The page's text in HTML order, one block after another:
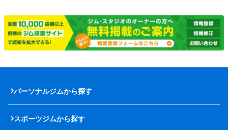
パーソナルジムから探す
スポーツジムから探す